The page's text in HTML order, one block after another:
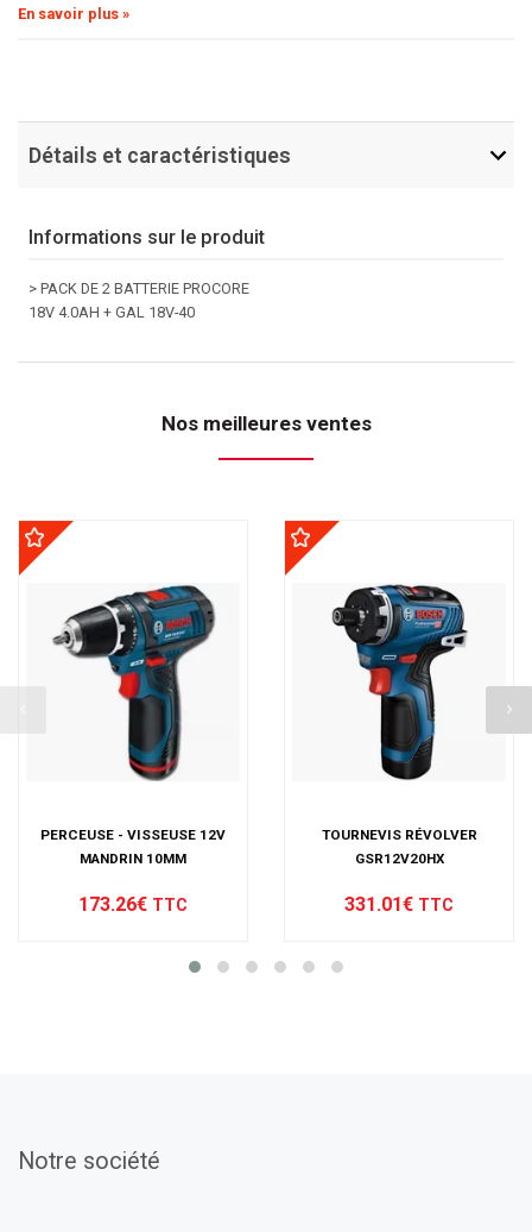
En savoir plus »
Détails et caractéristiques
Informations sur le produit
> PACK DE 2 BATTERIE PROCORE
18V 4.0AH + GAL 18V-40
Nos meilleures ventes
PERCEUSE - VISSEUSE 12V
MANDRIN 10MM
173.26€ TTC
TOURNEVIS RÉVOLVER
GSR12V20HX
331.01€ TTC
Notre société